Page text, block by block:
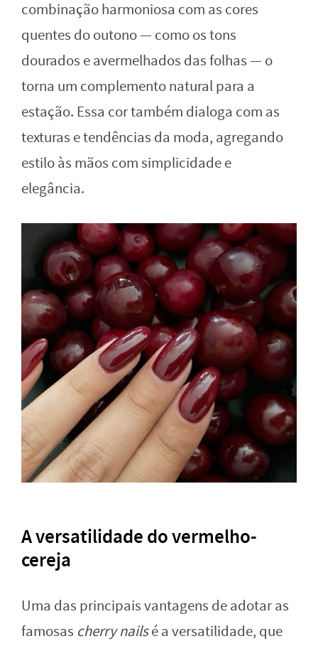
combinação harmoniosa com as cores
quentes do outono — como os tons
dourados e avermelhados das folhas — o
torna um complemento natural para a
estação. Essa cor também dialoga com as
texturas e tendências da moda, agregando
estilo às mãos com simplicidade e
elegância.
A versatilidade do vermelho-
cereja
Uma das principais vantagens de adotar as
famosas cherry nailsé a versatilidade, que